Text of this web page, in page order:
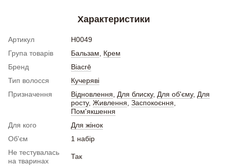
Характеристики
Артикул
H0049
Група товарів
Бальзам
Крем
Бренд
Biacrē
Тип волосся
Кучеряві
Призначення
Відновлення Для блиску, Для об'єму, Для
росту, Живлення Заспокоєння
Пом'якшення
Для кого
Для жінок
Об'єм
1 набір
Не тестувалась
на тваринах
Так